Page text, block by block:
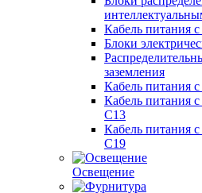
Кабель питания
Блоки
заземления
Кабель питания
Кабель питания
C13
Кабель питания
C19
Освещение